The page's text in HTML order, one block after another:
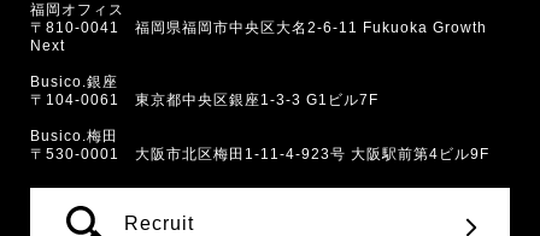
福岡オフィス
〒810-0041 福岡県福岡市中央区大名2-6-11 Fukuoka Growth
Next
Busico.銀座
〒104-0061 東京都中央区銀座1-3-3 G1ビル7F
Busico.梅田
〒530-0001 大阪市北区梅田1-11-4-923号 大阪駅前第4ビル9F
Recruit